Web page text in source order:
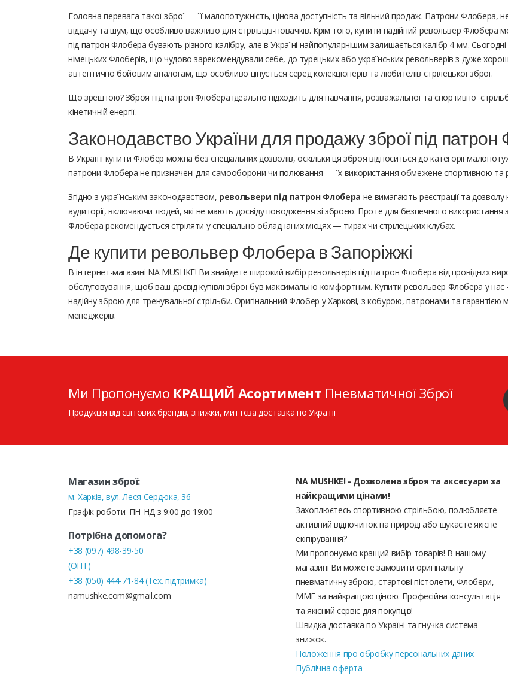
Головна перевага такої зброї — її малопотужність, цінова доступність та вільний продаж. Патрони
віддачу та шум, що особливо важливо для стрільців-новачків. Крім того, купити надійний револьвер
під патрон Флобера бувають різного калібру, але в Україні найпопулярнішим залишається калібр 4 мм.
німецьких Флоберів, що чудово зарекомендували себе, до турецьких або українських револьверів з дуже
автентично бойовим аналогам, що особливо цінується серед колекціонерів та любителів стрілецької зброї.
Що зрештою? Зброя під патрон Флобера ідеально підходить для навчання, розважальної та спортивної
кінетичній енергії.
Законодавство України для продажу зброї під
В Україні купити Флобер можна без спеціальних дозволів, оскільки ця зброя відноситься до категорії
патрони Флобера не призначені для самооборони чи полювання — їх використання обмежене спортивною та
Згідно з українським законодавством, револьвери під патрон Флобера не вимагають реєстрації та
аудиторії, включаючи людей, які не мають досвіду поводження зі зброєю. Проте для безпечного
Флобера рекомендується стріляти у спеціально обладнаних місцях — тирах чи стрілецьких клубах.
Де купити револьвер Флобера в Запоріжжі
В інтернет-магазині NA MUSHKE! Ви знайдете широкий вибір револьверів під патрон Флобера від провідних
обслуговування, щоб ваш досвід купівлі зброї був максимально комфортним. Купити револьвер Флобера у
надійну зброю для тренувальної стрільби. Оригінальний Флобер у Харкові, з кобурою, патронами та
менеджерів.
Ми Пропонуємо КРАЩИЙ Асортимент Пневматичної Зброї
Продукція від світових брендів, знижки, миттєва доставка по Україні
Магазин зброї:
м. Харків, вул. Леся Сердюка, 36
Графік роботи: ПН-НД з 9:00 до 19:00
Потрібна допомога?
+38 (097) 498-39-50
(ОПТ)
+38 (050) 444-71-84 (Тех. підтримка)
namushke.com@gmail.com
NA MUSHKE! - Дозволена зброя та аксесуари за
найкращими цінами!
Захоплюєтесь спортивною стрільбою, полюбляєте
активний відпочинок на природі або шукаєте якісне
екіпірування?
Ми пропонуємо кращий вибір товарів! В нашому
магазині Ви можете замовити оригінальну
пневматичну зброю, стартові пістолети, Флобери,
ММГ за найкращою ціною. Професійна консультація
та якісний сервіс для покупців!
Швидка доставка по Україні та гнучка система
знижок.
Положення про обробку персональних даних
Публічна оферта